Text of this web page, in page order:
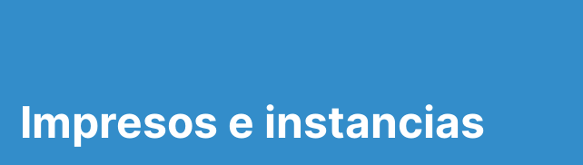
Impresos e instancias